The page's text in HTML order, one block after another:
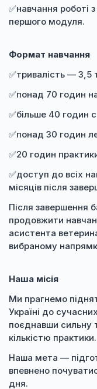
✅навчання роботі
першого модуля.
Формат навчання
✅тривалість — 3,5
✅понад 70 годин
✅більше 40 годин
✅понад 30 годин
✅20 годин
✅доступ до всіх
місяців після
Після завершення
продовжити
асистента
вибраному
Наша місія
Ми прагнемо
Україні до
поєднавши сильну
кількістю практики.
Наша мета —
впевнено
дня.